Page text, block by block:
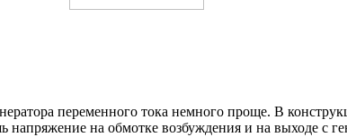
переменного тока немного проще. В
на обмотке возбуждения и на выходе с